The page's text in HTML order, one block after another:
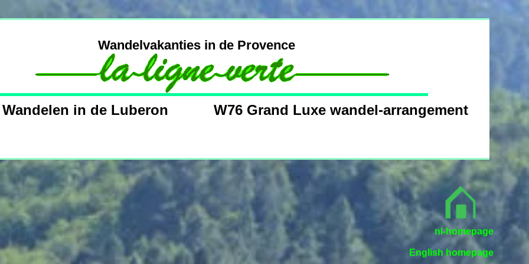
Wandelvakanties in de Provence
in de Luberon W76 Grand Luxe wandel-arrangement
nl-homepage
English homepage